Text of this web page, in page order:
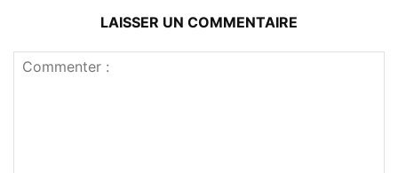
LAISSER UN COMMENTAIRE